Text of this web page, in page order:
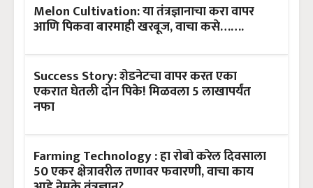
Melon Cultivation: या तंत्रज्ञानाचा करा वापर
आणि पिकवा बारमाही खरबूज, वाचा कसे…….
Success Story: शेडनेटचा वापर करत एका
एकरात घेतली दोन पिके! मिळवला 5 लाखापर्यंत
नफा
Farming Technology : हा रोबो करेल दिवसाला
50 एकर क्षेत्रावरील तणावर फवारणी, वाचा काय